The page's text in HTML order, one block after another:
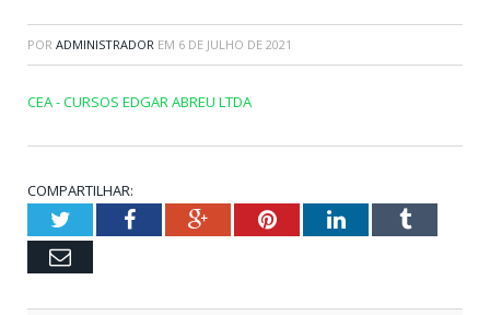
POR ADMINISTRADOR EM 6 DE JULHO DE 2021
CEA - CURSOS EDGAR ABREU LTDA
COMPARTILHAR:
TwitterFacebookGoogle+PinterestLinkedInTumblr
Email